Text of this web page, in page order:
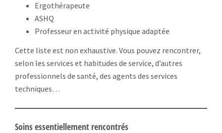
Ergothérapeute
ASHQ
Professeur en activité physique adaptée
Cette liste est non exhaustive. Vous pouvez rencontrer,
selon les services et habitudes de service, d’autres
professionnels de santé, des agents des services
techniques…
Soins essentiellement rencontrés